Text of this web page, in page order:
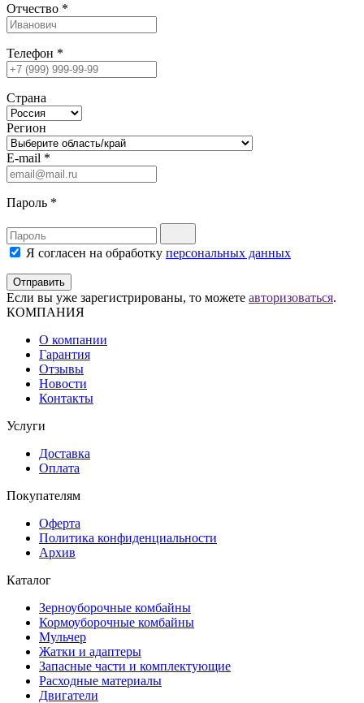
Отчество *
Телефон *
Страна
Регион
E-mail *
Пароль *
Я согласен на обработку персональных данных
Отправить
Если вы уже зарегистрированы, то можете авторизоваться.
КОМПАНИЯ
О компании
Гарантия
Отзывы
Новости
Контакты
Услуги
Доставка
Оплата
Покупателям
Оферта
Политика конфиденциальности
Архив
Каталог
Зерноуборочные комбайны
Кормоуборочные комбайны
Мульчер
Жатки и адаптеры
Запасные части и комплектующие
Расходные материалы
Двигатели